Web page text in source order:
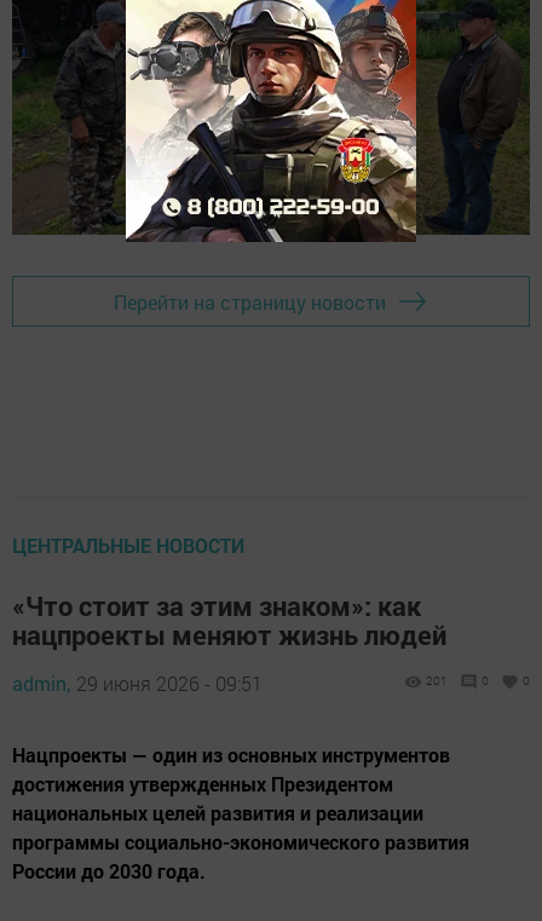
Перейти на страницу новости
ЦЕНТРАЛЬНЫЕ НОВОСТИ
«Что стоит за этим знаком»: как
нацпроекты меняют жизнь людей
admin, 29 июня 2026 - 09:51 201 0 0
Нацпроекты — один из основных инструментов
достижения утвержденных Президентом
национальных целей развития и реализации
программы социально-экономического развития
России до 2030 года.